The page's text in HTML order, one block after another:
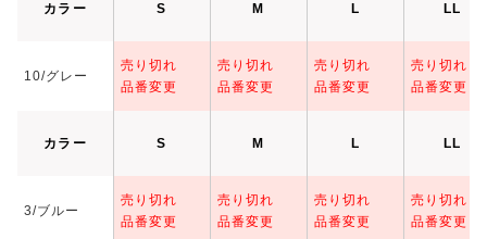
カラー S M L LL
10/グレー
売り切れ
品番変更
売り切れ
品番変更
売り切れ
品番変更
売り切れ
品番変更
カラー S M L LL
3/ブルー
売り切れ
品番変更
売り切れ
品番変更
売り切れ
品番変更
売り切れ
品番変更